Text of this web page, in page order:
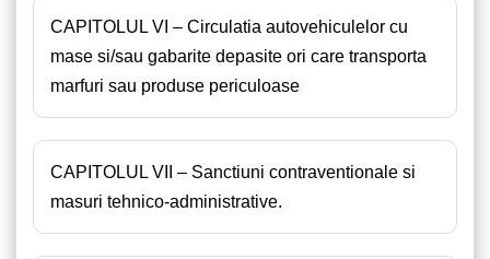
CAPITOLUL VI – Circulatia autovehiculelor cu
mase si/sau gabarite depasite ori care transporta
marfuri sau produse periculoase
CAPITOLUL VII – Sanctiuni contraventionale si
masuri tehnico-administrative.